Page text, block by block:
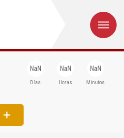
NaN
Días
NaN
Horas
NaN
Minutos